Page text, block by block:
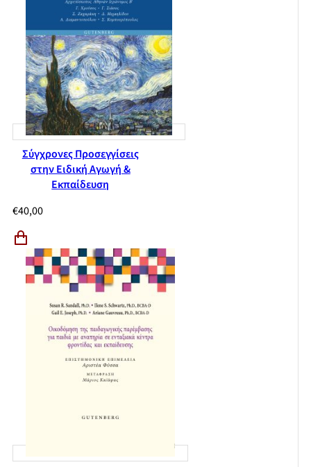
Σύγχρονες Προσεγγίσεις
στην Ειδική Αγωγή &
Εκπαίδευση
€40,00